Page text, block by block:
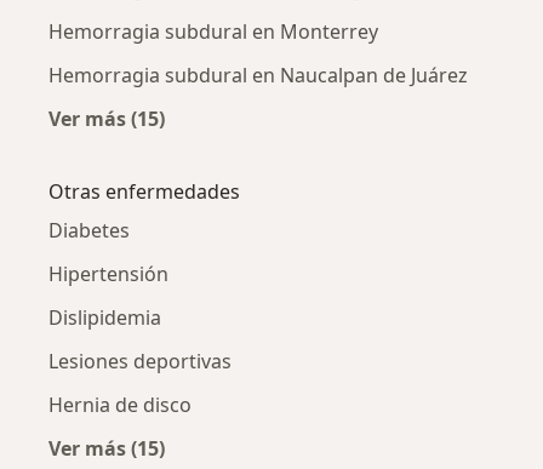
Hemorragia subdural en Monterrey
Hemorragia subdural en Naucalpan de Juárez
Ver más (15)
Otras enfermedades
Diabetes
Hipertensión
Dislipidemia
Lesiones deportivas
Hernia de disco
Ver más (15)